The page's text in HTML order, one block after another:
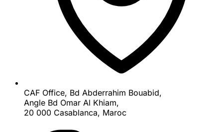
CAF Office, Bd Abderrahim Bouabid,
Angle Bd Omar Al Khiam,
20 000 Casablanca, Maroc